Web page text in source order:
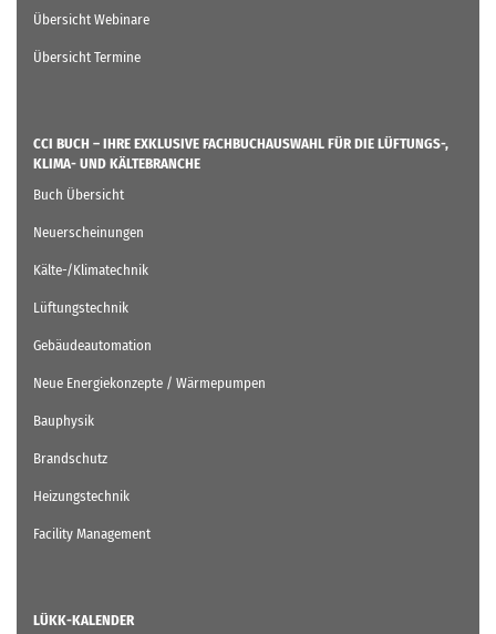
Übersicht Webinare
Übersicht Termine
CCI BUCH – IHRE EXKLUSIVE FACHBUCHAUSWAHL FÜR DIE LÜFTUNGS-,
KLIMA- UND KÄLTEBRANCHE
Buch Übersicht
Neuerscheinungen
Kälte-/Klimatechnik
Lüftungstechnik
Gebäudeautomation
Neue Energiekonzepte / Wärmepumpen
Bauphysik
Brandschutz
Heizungstechnik
Facility Management
LÜKK-KALENDER